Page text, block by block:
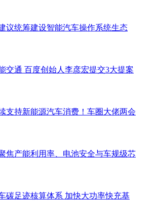
议统筹建设智能汽车操作系统生态
交通 百度创始人李彦宏提交3大提案
支持新能源汽车消费！车圈大佬两会
焦产能利用率、电池安全与车规级芯
碳足迹核算体系 加快大功率快充基